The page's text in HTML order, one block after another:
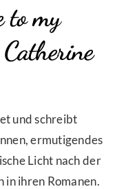
to my
und schreibt
ermutigendes
Licht nach der
in ihren Romanen.